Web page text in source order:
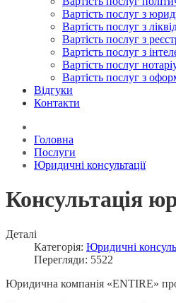
Вартість послуг з
Вартість послуг з
Вартість послуг з
Вартість послуг з
Вартість послуг
Вартість послуг з
Відгуки
Контакти
Головна
Послуги
Юридичні консультації
Консультація
Деталі
Категорія: Юридичні
Перегляди: 5522
Юридична компанія «ENTIRE»